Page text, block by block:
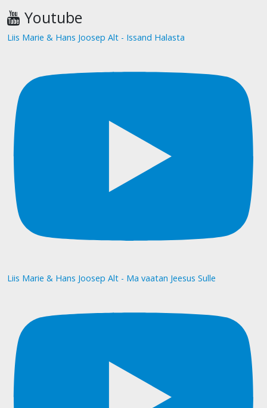
Youtube
Liis Marie & Hans Joosep Alt - Issand Halasta
Liis Marie & Hans Joosep Alt - Ma vaatan Jeesus Sulle